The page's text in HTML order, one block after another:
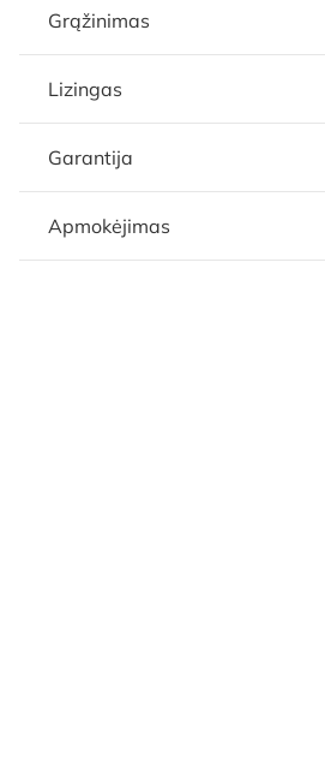
Grąžinimas
Lizingas
Garantija
Apmokėjimas